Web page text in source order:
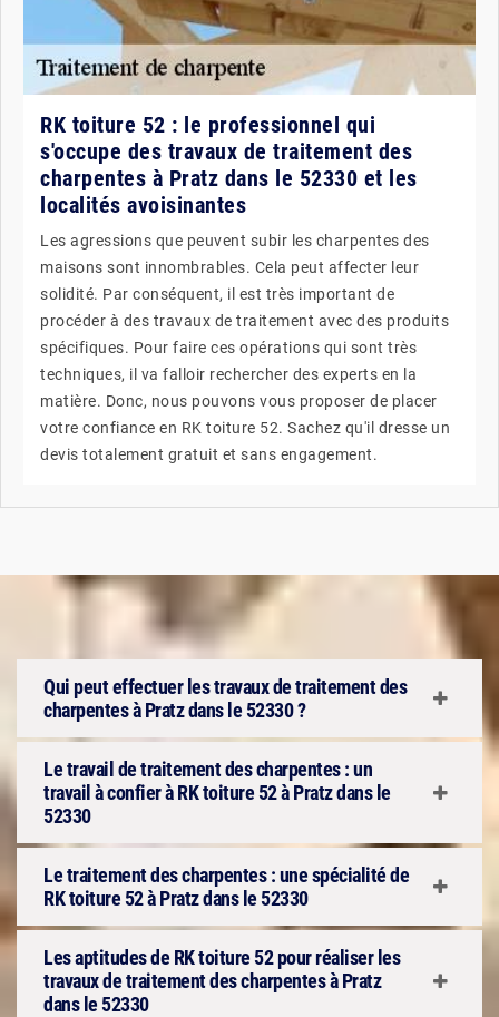
RK toiture 52 : le professionnel qui
s'occupe des travaux de traitement des
charpentes à Pratz dans le 52330 et les
localités avoisinantes
Les agressions que peuvent subir les charpentes des
maisons sont innombrables. Cela peut affecter leur
solidité. Par conséquent, il est très important de
procéder à des travaux de traitement avec des produits
spécifiques. Pour faire ces opérations qui sont très
techniques, il va falloir rechercher des experts en la
matière. Donc, nous pouvons vous proposer de placer
votre confiance en RK toiture 52. Sachez qu'il dresse un
devis totalement gratuit et sans engagement.
Qui peut effectuer les travaux de traitement des
charpentes à Pratz dans le 52330 ?
Le travail de traitement des charpentes : un
travail à confier à RK toiture 52 à Pratz dans le
52330
Le traitement des charpentes : une spécialité de
RK toiture 52 à Pratz dans le 52330
Les aptitudes de RK toiture 52 pour réaliser les
travaux de traitement des charpentes à Pratz
dans le 52330